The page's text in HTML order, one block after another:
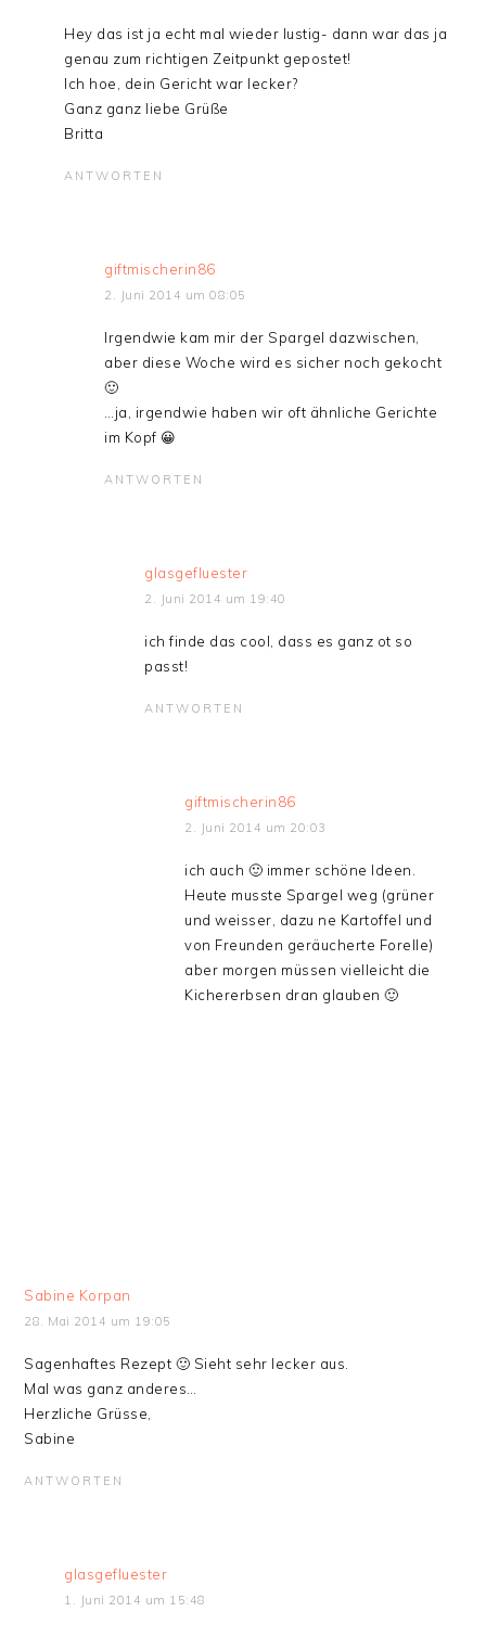
Hey das ist ja echt mal wieder lustig- dann war das ja
genau zum richtigen Zeitpunkt gepostet!
Ich hoe, dein Gericht war lecker?
Ganz ganz liebe Grüße
Britta
ANTWORTEN
giftmischerin86
2. Juni 2014 um 08:05
Irgendwie kam mir der Spargel dazwischen,
aber diese Woche wird es sicher noch gekocht
🙂
…ja, irgendwie haben wir oft ähnliche Gerichte
im Kopf 😀
ANTWORTEN
glasgefluester
2. Juni 2014 um 19:40
ich finde das cool, dass es ganz ot so
passt!
ANTWORTEN
giftmischerin86
2. Juni 2014 um 20:03
ich auch 🙂 immer schöne Ideen.
Heute musste Spargel weg (grüner
und weisser, dazu ne Kartoffel und
von Freunden geräucherte Forelle)
aber morgen müssen vielleicht die
Kichererbsen dran glauben 🙂
Sabine Korpan
28. Mai 2014 um 19:05
Sagenhaftes Rezept 🙂 Sieht sehr lecker aus.
Mal was ganz anderes…
Herzliche Grüsse,
Sabine
ANTWORTEN
glasgefluester
1. Juni 2014 um 15:48